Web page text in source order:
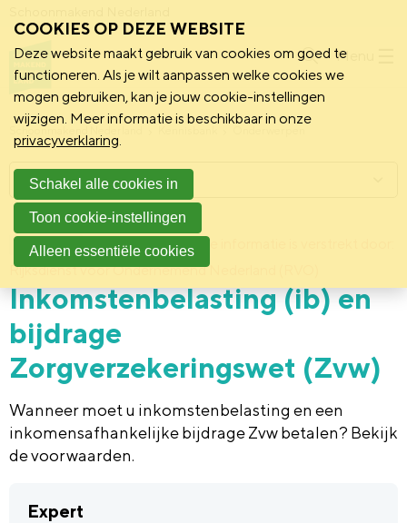
Menu
Schoonmakend Nederland
Achtergrond 2 februari 2011 Deze informatie is verstrekt door:
Rijksdienst voor Ondernemend Nederland (RVO)
Inkomstenbelasting (ib) en
bijdrage
Zorgverzekeringswet (Zvw)
Wanneer moet u inkomstenbelasting en een
inkomensafhankelijke bijdrage Zvw betalen? Bekijk
de voorwaarden.
Expert
Menu
COOKIES OP DEZE WEBSITE
Deze website maakt gebruik van cookies om goed te
functioneren. Als je wilt aanpassen welke cookies we
mogen gebruiken, kan je jouw cookie-instellingen
wijzigen. Meer informatie is beschikbaar in onze
privacyverklaring.
Schakel alle cookies in
Toon cookie-instellingen
Alleen essentiële cookies